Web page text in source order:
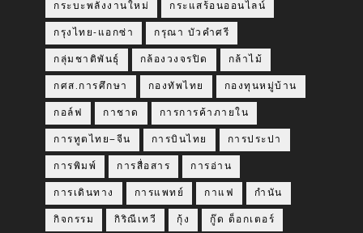
กระบะพลังงานใหม่ กระแสร้อนออนไลน์
กรุงไทย-แอกซ่า กรุณา บัวคำศรี
กลุ่มชาติพันธุ์ กล้องวงจรปิด กล้าไม้
กศส.การศึกษา กองทัพไทย กองทุนหมู่บ้าน
กอล์ฟ กาชาด การการค้าภายใน
การทูตไทย–จีน การบินไทย การประปา
การพิมพ์ การสื่อสาร การอ่าน
การเดินทาง การแพทย์ กาแฟ กำนัน
กิจกรรม กิริณีเทวี กุ้ง กู๊ด ด็อกเตอร์